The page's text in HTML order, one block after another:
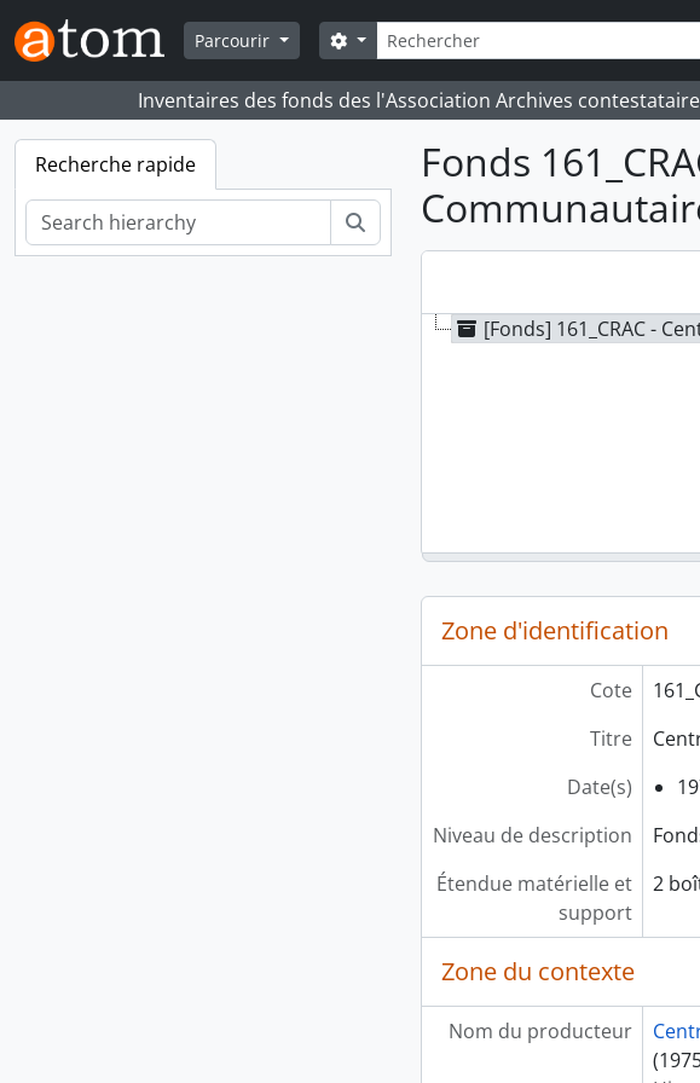
Skip to main content
Parcourir
Rechercher
Search options
Inventaires des fonds des l'Association Archives
Recherche rapide
Rechercher
Fonds
[Fonds] 161_CRAC -
Zone d'identification
Cote
Titre
Date(s)
Niveau de description
Étendue matérielle et
support
2
Zone du contexte
Nom du producteur